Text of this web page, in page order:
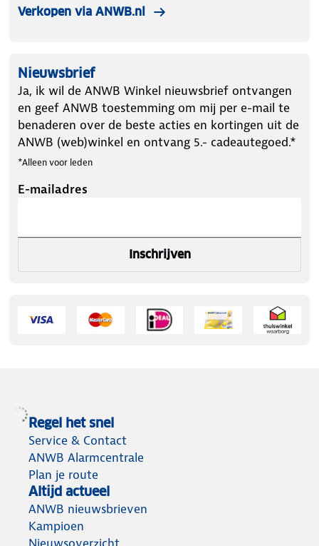
Verkopen via ANWB.nl
Nieuwsbrief
Ja, ik wil de ANWB Winkel nieuwsbrief ontvangen
en geef ANWB toestemming om mij per e-mail te
benaderen over de beste acties en kortingen uit de
ANWB (web)winkel en ontvang 5.- cadeautegoed.*
*Alleen voor leden
E-mailadres
Inschrijven
Regel het snel
Service & Contact
ANWB Alarmcentrale
Plan je route
Altijd actueel
ANWB nieuwsbrieven
Kampioen